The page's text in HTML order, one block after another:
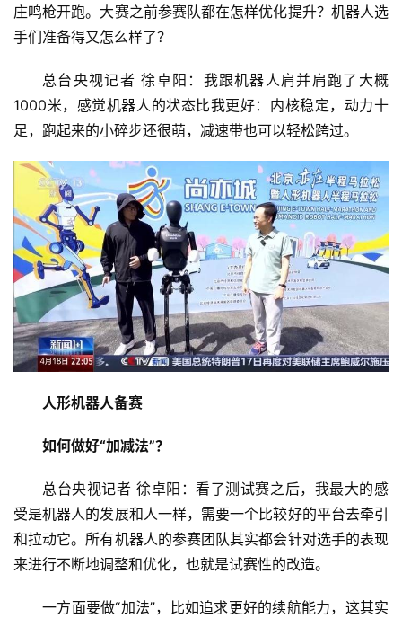
庄鸣枪开跑。大赛之前参赛队都在怎样优化提升？机器人选
手们准备得又怎么样了？
总台央视记者 徐卓阳：我跟机器人肩并肩跑了大概
1000米，感觉机器人的状态比我更好：内核稳定，动力十
足，跑起来的小碎步还很萌，减速带也可以轻松跨过。
人形机器人备赛
如何做好“加减法”？
总台央视记者 徐卓阳：看了测试赛之后，我最大的感
受是机器人的发展和人一样，需要一个比较好的平台去牵引
和拉动它。所有机器人的参赛团队其实都会针对选手的表现
来进行不断地调整和优化，也就是试赛性的改造。
一方面要做“加法”，比如追求更好的续航能力，这其实